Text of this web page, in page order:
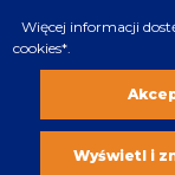
Więcej informacji
cookies*.
Wyświetl i